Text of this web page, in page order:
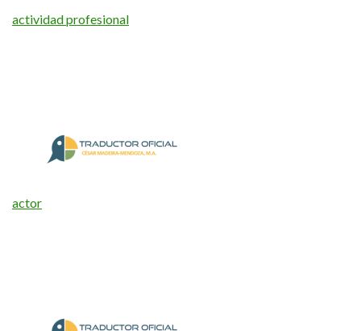
actividad profesional
actor